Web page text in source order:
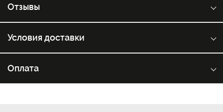
Отзывы
Условия доставки
Оплата